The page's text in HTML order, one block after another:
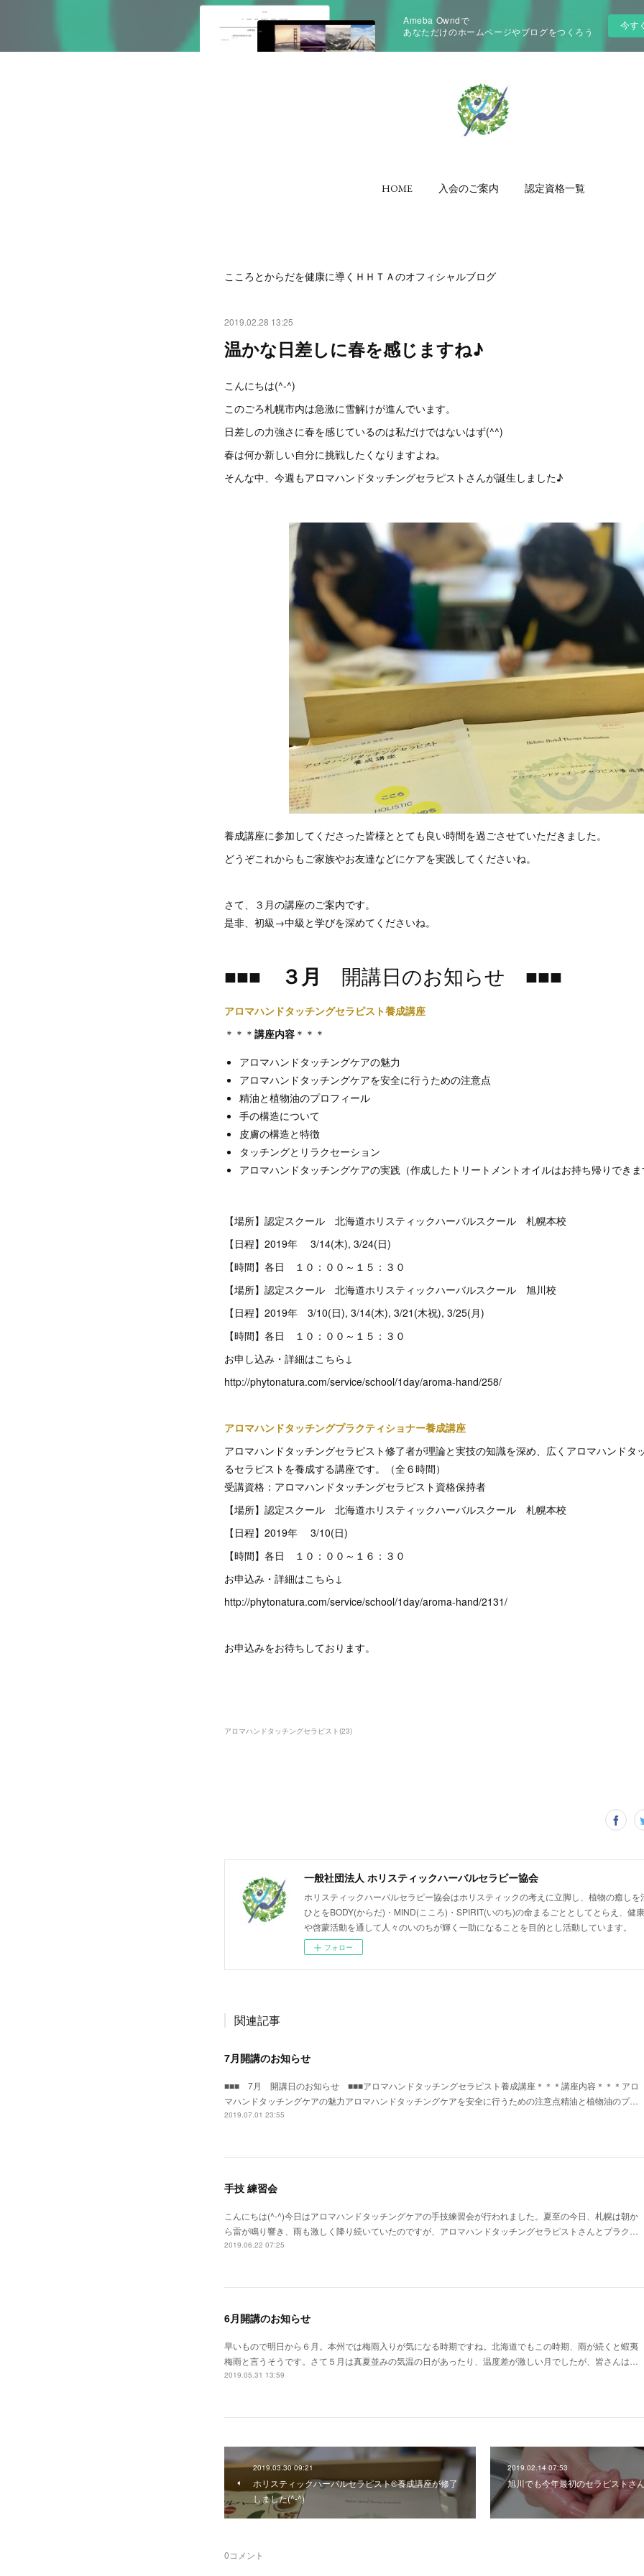
Ameba Owndで
あなただけのホームページやブログをつくろう
今す
HOME 入会のご案内 認定資格一覧
こころとからだを健康に導くＨＨＴＡのオフィシャルブログ
2019.02.28 13:25
温かな日差しに春を感じますね♪
こんにちは(^-^)
このごろ札幌市内は急激に雪解けが進んでいます。
日差しの力強さに春を感じているのは私だけではないはず(^^)
春は何か新しい自分に挑戦したくなりますよね。
そんな中、今週もアロマハンドタッチングセラピストさんが誕生しました♪
養成講座に参加してくださった皆様ととても良い時間を過ごさせていただきました。
どうぞこれからもご家族やお友達などにケアを実践してくださいね。
さて、３月の講座のご案内です。
是非、初級→中級と学びを深めてくださいね。
■■■ ３月 開講日のお知らせ ■■■
アロマハンドタッチングセラピスト養成講座
＊＊＊ 講座内容 ＊＊＊
アロマハンドタッチングケアの魅力
アロマハンドタッチングケアを安全に行うための注意点
精油と植物油のプロフィール
手の構造について
皮膚の構造と特徴
タッチングとリラクセーション
アロマハンドタッチングケアの実践（作成したトリートメントオイルはお持ち帰りでき
【場所】認定スクール 北海道ホリスティックハーバルスクール 札幌本校
【日程】2019年 3/14(木), 3/24(日)
【時間】各日 １０：００～１５：３０
【場所】認定スクール 北海道ホリスティックハーバルスクール 旭川校
【日程】2019年 3/10(日), 3/14(木), 3/21(木祝), 3/25(月)
【時間】各日 １０：００～１５：３０
お申し込み・詳細はこちら↓
http://phytonatura.com/service/school/1day/aroma-hand/258/
アロマハンドタッチングプラクティショナー養成講座
アロマハンドタッチングセラピスト修了者が理論と実技の知識を深め、広くアロマハンドタ
るセラピストを養成する講座です。（全６時間）
受講資格：アロマハンドタッチングセラピスト資格保持者
【場所】認定スクール 北海道ホリスティックハーバルスクール 札幌本校
【日程】2019年 3/10(日)
【時間】各日 １０：００～１６：３０
お申込み・詳細はこちら↓
http://phytonatura.com/service/school/1day/aroma-hand/2131/
お申込みをお待ちしております。
アロマハンドタッチングセラピスト(23)
一般社団法人 ホリスティックハーバルセラピー協会
ホリスティックハーバルセラピー協会はホリスティックの考えに立脚し、植物の癒し
ひとをBODY(からだ)・MIND(こころ)・SPIRIT(いのち)の命まるごととしてとらえ、健
や啓蒙活動を通して人々のいのちが輝く一助になることを目的とし活動しています。
フォロー
関連記事
7月開講のお知らせ
■■■ 7月 開講日のお知らせ ■■■アロマハンドタッチングセラピスト養成講座＊＊＊講座内容＊＊＊アロ
マハンドタッチングケアの魅力アロマハンドタッチングケアを安全に行うための注意点精油と植物油のプ…
2019.07.01 23:55
手技 練習会
こんにちは(^-^)今日はアロマハンドタッチングケアの手技練習会が行われました。夏至の今日、札幌は朝か
ら雷が鳴り響き、雨も激しく降り続いていたのですが、アロマハンドタッチングセラピストさんとプラク…
2019.06.22 07:25
6月開講のお知らせ
早いもので明日から６月。本州では梅雨入りが気になる時期ですね。北海道でもこの時期、雨が続くと蝦夷
梅雨と言うそうです。さて５月は真夏並みの気温の日があったり、温度差が激しい月でしたが、皆さんは…
2019.05.31 13:59
2019.03.30 09:21
ホリスティックハーバルセラピスト®養成講座が修了
しました(^-^)
2019.02.14 07:53
旭川でも今年最初のセラピストさ
0コメント